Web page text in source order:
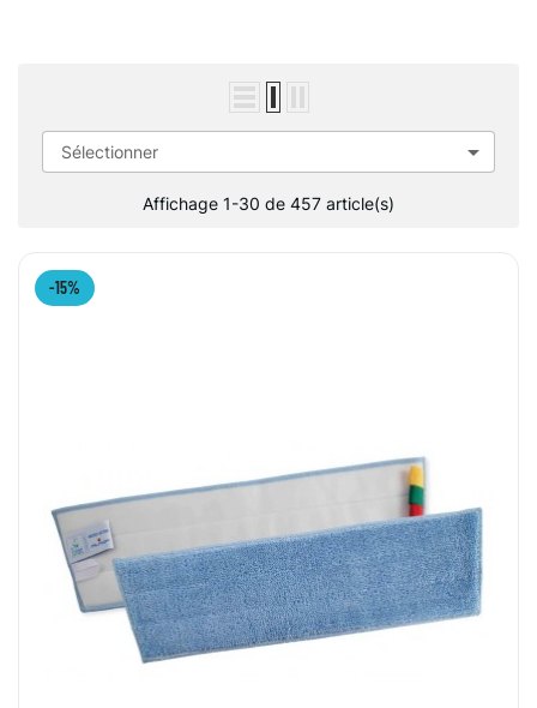
Sélectionner 
Affichage 1-30 de 457 article(s)
-15%